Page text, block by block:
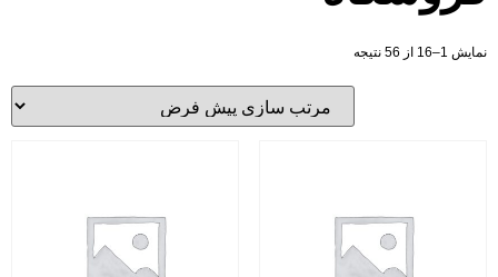
نمایش 1–16 از 56 نتیجه